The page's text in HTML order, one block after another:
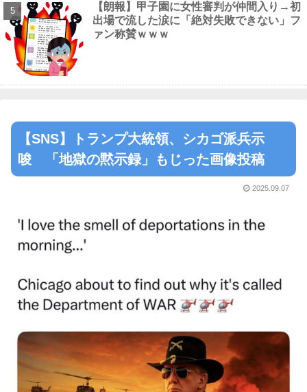
【朗報】甲子園に女性審判が仲間入り→初
出場で流した涙に「絶対失敗できない」フ
ァン称賛ｗｗｗ
【SNS】トランプ大統領、シカゴ派兵示
唆 「地獄の黙示録」もじった画像投稿
2025.09.07